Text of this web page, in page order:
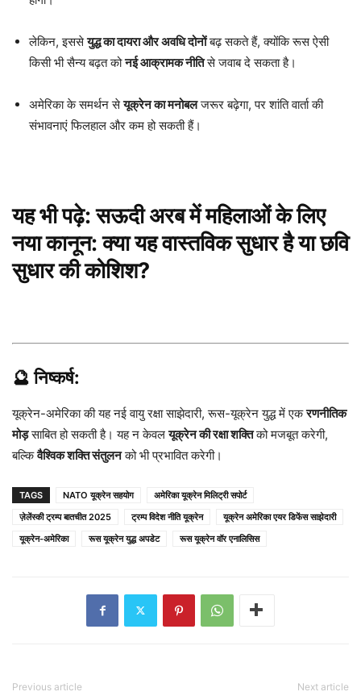
लेकिन, इससेयुद्ध का दायरा और अवधि दोनोंबढ़ सकते हैं, क्योंकि रूस ऐसी
किसी भी सैन्य बढ़त कोनई आक्रामक नीतिसे जवाब दे सकता है।
अमेरिका के समर्थन सेयूक्रेन का मनोबलजरूर बढ़ेगा, पर शांति वार्ता की
संभावनाएं फिलहाल और कम हो सकती हैं।
यह भी पढ़े:सऊदी अरब में महिलाओं के लिए
नया कानून: क्या यह वास्तविक सुधार है या छवि
सुधार की कोशिश?
🔮 निष्कर्ष:
यूक्रेन-अमेरिका की यह नई वायु रक्षा साझेदारी, रूस-यूक्रेन युद्ध में एकरणनीतिक
मोड़साबित हो सकती है। यह न केवलयूक्रेन की रक्षा शक्तिको मजबूत करेगी,
बल्किवैश्विक शक्ति संतुलनको भी प्रभावित करेगी।
TAGS NATO यूक्रेन सहयोग
अमेरिका यूक्रेन मिलिट्री सपोर्ट
ज़ेलेंस्की ट्रम्प बातचीत 2025
ट्रम्प विदेश नीति यूक्रेन
यूक्रेन अमेरिका एयर डिफेंस साझेदारी
यूक्रेन-अमेरिका
रूस यूक्रेन युद्ध अपडेट रूस यूक्रेन वॉर एनालिसिस
Previous article Next article